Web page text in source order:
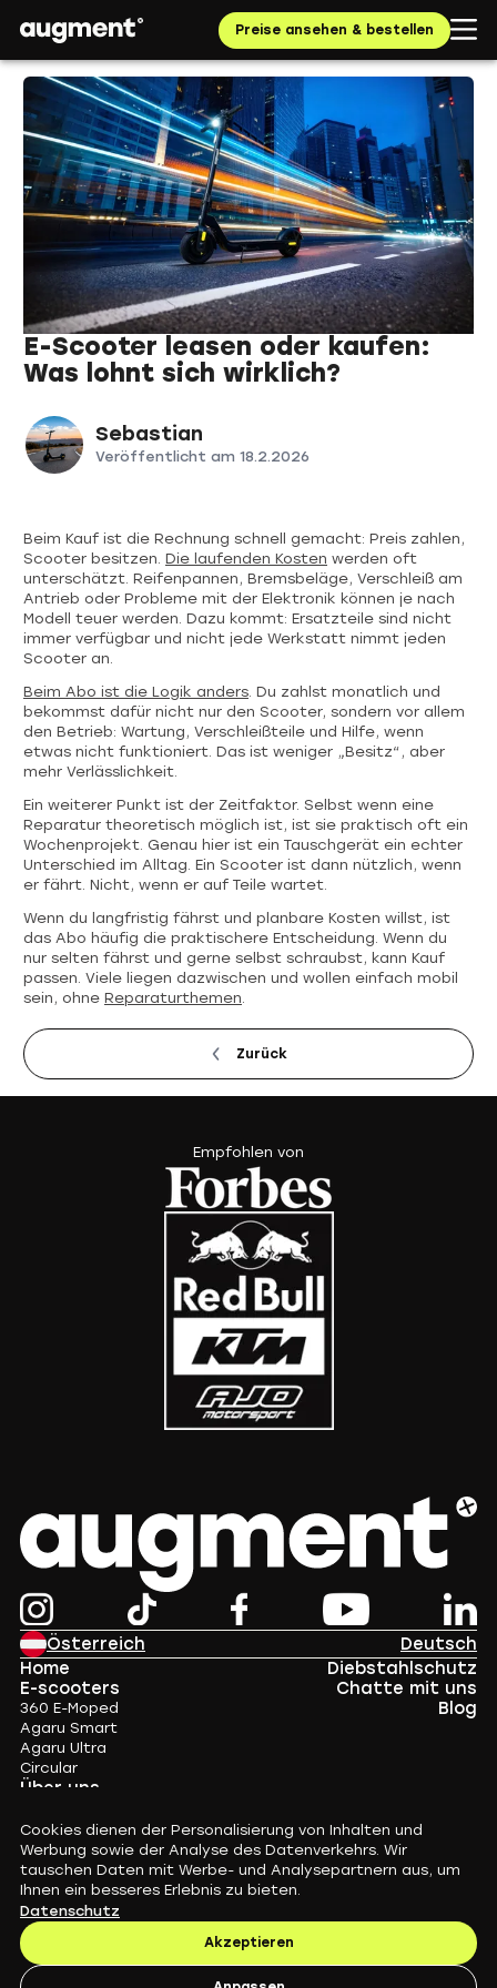
Preise ansehen & bestellen
E-Scooter leasen oder kaufen:
Was lohnt sich wirklich?
Sebastian
Veröffentlicht am 18.2.2026
Beim Kauf ist die Rechnung schnell gemacht: Preis zahlen,
Scooter besitzen. Die laufenden Kosten werden oft
unterschätzt. Reifenpannen, Bremsbeläge, Verschleiß am
Antrieb oder Probleme mit der Elektronik können je nach
Modell teuer werden. Dazu kommt: Ersatzteile sind nicht
immer verfügbar und nicht jede Werkstatt nimmt jeden
Scooter an.
Beim Abo ist die Logik anders. Du zahlst monatlich und
bekommst dafür nicht nur den Scooter, sondern vor allem
den Betrieb: Wartung, Verschleißteile und Hilfe, wenn
etwas nicht funktioniert. Das ist weniger „Besitz“, aber
mehr Verlässlichkeit.
Ein weiterer Punkt ist der Zeitfaktor. Selbst wenn eine
Reparatur theoretisch möglich ist, ist sie praktisch oft ein
Wochenprojekt. Genau hier ist ein Tauschgerät ein echter
Unterschied im Alltag. Ein Scooter ist dann nützlich, wenn
er fährt. Nicht, wenn er auf Teile wartet.
Wenn du langfristig fährst und planbare Kosten willst, ist
das Abo häufig die praktischere Entscheidung. Wenn du
nur selten fährst und gerne selbst schraubst, kann Kauf
passen. Viele liegen dazwischen und wollen einfach mobil
sein, ohne Reparaturthemen.
Zurück
Cookies dienen der Personalisierung von Inhalten und
Werbung sowie der Analyse des Datenverkehrs. Wir
tauschen Daten mit Werbe- und Analysepartnern aus, um
Ihnen ein besseres Erlebnis zu bieten.
Datenschutz
Akzeptieren
Empfohlen von
Österreich
Deutsch
Home
E-scooters
360 E-Moped
Agaru Smart
Agaru Ultra
Circular
Über uns
Diebstahlschutz
Chatte mit uns
Blog
Datenschutz
Serviceverträge
Impressum
Augment Sports
Augment eShop